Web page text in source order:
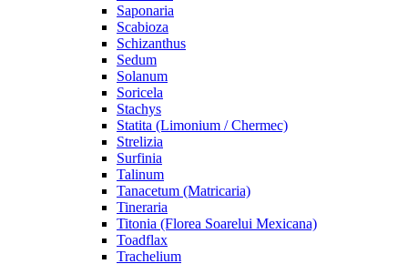
Saponaria
Scabioza
Schizanthus
Sedum
Solanum
Soricela
Stachys
Statita (Limonium / Chermec)
Strelizia
Surfinia
Talinum
Tanacetum (Matricaria)
Tineraria
Titonia (Florea Soarelui Mexicana)
Toadflax
Trachelium